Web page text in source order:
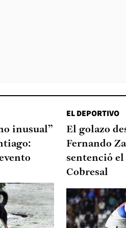
inusual”
EL DEPORTIVO
El golazo
Fernando
sentenció
Cobresal